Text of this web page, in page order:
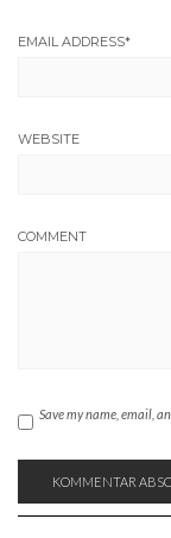
EMAIL ADDRESS*
WEBSITE
COMMENT
Save my name, email,